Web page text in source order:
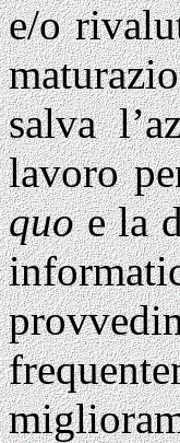
e/o
salva
lavoro
quoe la